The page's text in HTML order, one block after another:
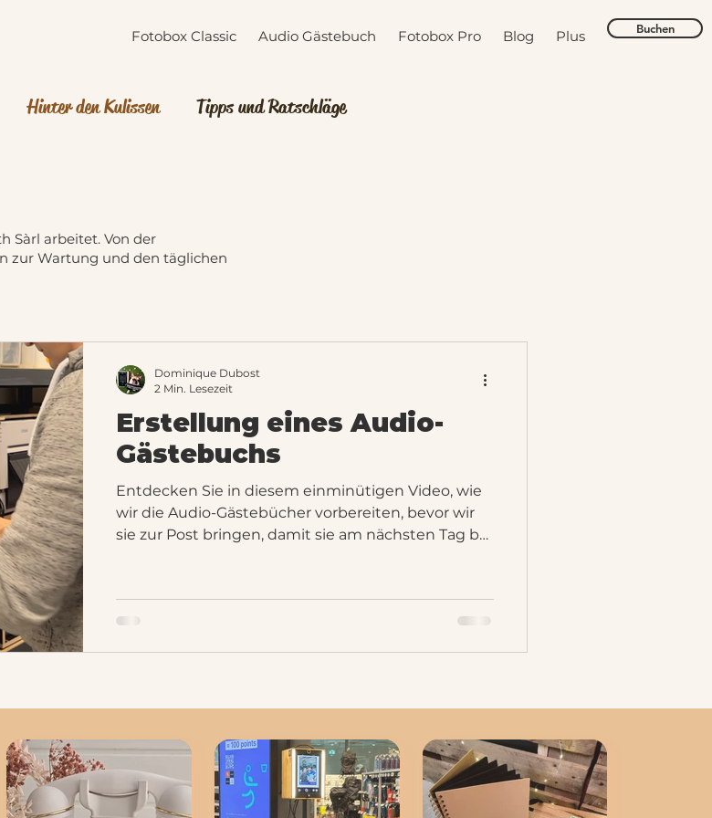
Fotobox Classic Audio Gästebuch Fotobox Pro Blog Plus Buchen
Hinter den Kulissen Tipps und Ratschläge
Sàrl arbeitet. Von der
zur Wartung und den täglichen
Erstellung eines Audio-
Gästebuchs
Entdecken Sie in diesem einminütigen Video, wie
wir die Audio-Gästebücher vorbereiten, bevor wir
sie zur Post bringen, damit sie am nächsten Tag bei
Dominique Dubost
2 Min. Lesezeit